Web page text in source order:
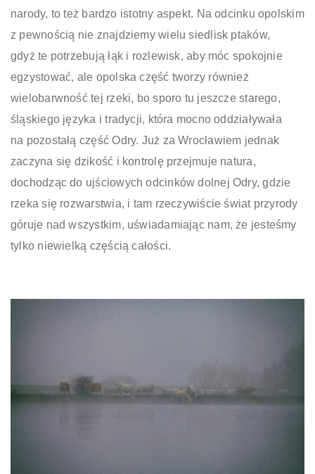
narody, to też bardzo istotny aspekt. Na odcinku opolskim
z pewnością nie znajdziemy wielu siedlisk ptaków,
gdyż te potrzebują łąk i rozlewisk, aby móc spokojnie
egzystować, ale opolska część tworzy również
wielobarwność tej rzeki, bo sporo tu jeszcze starego,
śląskiego języka i tradycji, która mocno oddziaływała
na pozostałą część Odry. Już za Wrocławiem jednak
zaczyna się dzikość i kontrolę przejmuje natura,
dochodząc do ujściowych odcinków dolnej Odry, gdzie
rzeka się rozwarstwia, i tam rzeczywiście świat przyrody
góruje nad wszystkim, uświadamiając nam, że jesteśmy
tylko niewielką częścią całości.